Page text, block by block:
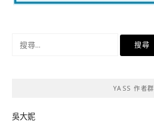
YASS 作者群
吳大妮